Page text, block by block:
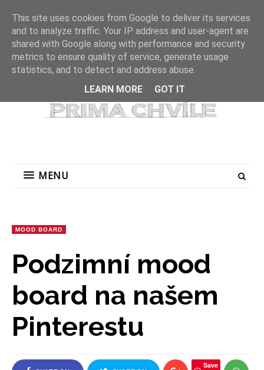
MENU
MENU
MOOD BOARD
Podzimní mood
board na našem
Pinterestu
Save
This site uses cookies from Google to deliver its services
and to analyze traffic. Your IP address and user-agent are
shared with Google along with performance and security
metrics to ensure quality of service, generate usage
statistics, and to detect and address abuse.
LEARN MORE
GOT IT